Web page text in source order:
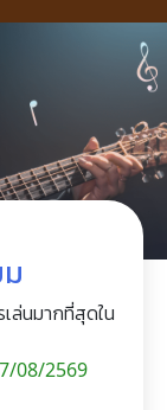
ล่นมากที่สุดใน
08/2569